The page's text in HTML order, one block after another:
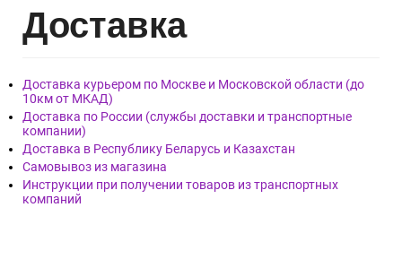
Доставка
Доставка курьером по Москве и Московской области (до
10км от МКАД)
Доставка по России (службы доставки и транспортные
компании)
Доставка в Республику Беларусь и Казахстан
Самовывоз из магазина
Инструкции при получении товаров из транспортных
компаний